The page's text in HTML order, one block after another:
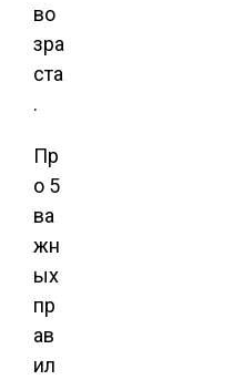
во
зра
ста
.
Пр
о 5
ва
жн
ых
пр
ав
ил